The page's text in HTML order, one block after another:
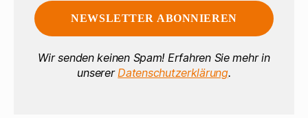
Wir senden keinen Spam! Erfahren Sie mehr in
unsererDatenschutzerklärung.